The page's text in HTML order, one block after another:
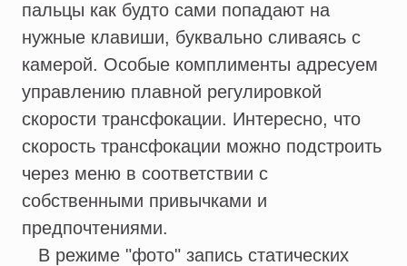
пальцы как будто сами попадают на
нужные клавиши, буквально сливаясь с
камерой. Особые комплименты адресуем
управлению плавной регулировкой
скорости трансфокации. Интересно, что
скорость трансфокации можно подстроить
через меню в соответствии с
собственными привычками и
предпочтениями.
В режиме "фото" запись статических